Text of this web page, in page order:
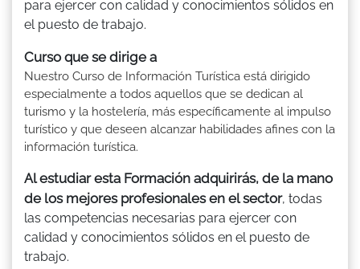
para ejercer con calidad y conocimientos sólidos en
el puesto de trabajo.
Curso que se dirige a
Nuestro Curso de Información Turística está dirigido
especialmente a todos aquellos que se dedican al
turismo y la hostelería, más específicamente al impulso
turístico y que deseen alcanzar habilidades afines con la
información turística.
Al estudiar esta Formación adquirirás, de la mano
de los mejores profesionales en el sector, todas
las competencias necesarias para ejercer con
calidad y conocimientos sólidos en el puesto de
trabajo.